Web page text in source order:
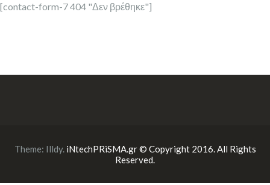
[contact-form-7 404 "Δεν βρέθηκε"]
Theme: Illdy. iNtechPRiSMA.gr © Copyright 2016. All Rights
Reserved.